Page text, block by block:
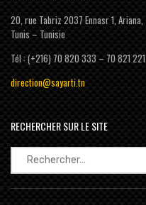
20, rue Tabriz 2037 Ennasr 1, Ariana,
Tunis – Tunisie
Tél : (+216) 70 820 333 – 70 821 221
direction@sayarti.tn
RECHERCHER SUR LE SITE
Rechercher :